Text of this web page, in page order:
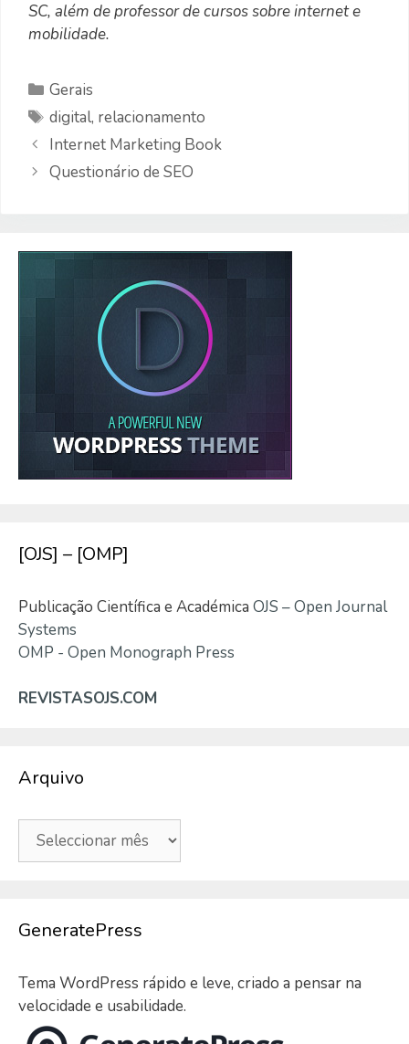
SC, além de professor de cursos sobre internet e
mobilidade.
Categorias
Gerais
Etiquetas
digital, relacionamento
Internet Marketing Book
Questionário de SEO
[OJS] – [OMP]
Publicação Científica e Académica OJS – Open Journal
Systems
OMP - Open Monograph Press
REVISTASOJS.COM
Arquivo
Arquivo
GeneratePress
Tema WordPress rápido e leve, criado a pensar na
velocidade e usabilidade.